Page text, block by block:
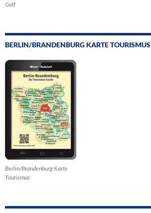
Golf
BERLIN/BRANDENBURG KARTE TOURISMUS
Berlin/Brandenburg Karte
Tourismus